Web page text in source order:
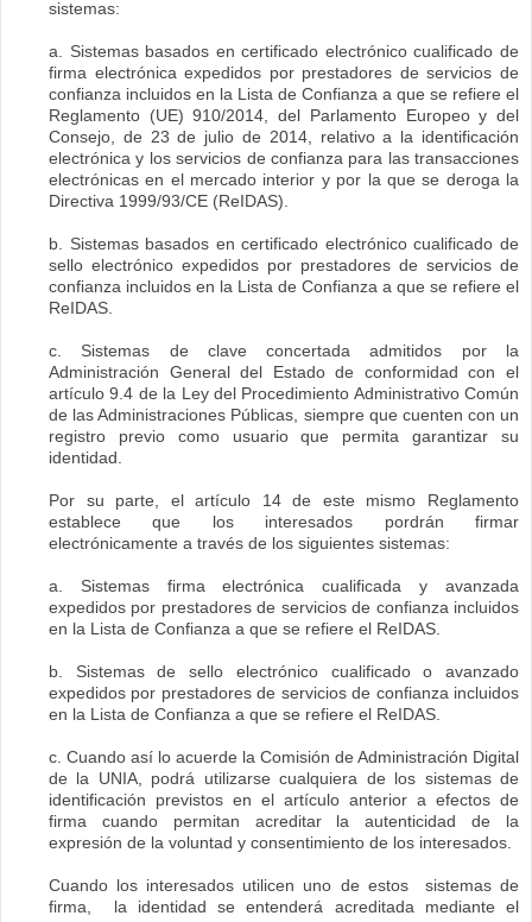
sistemas:
a. Sistemas basados en certificado electrónico cualificado de
firma electrónica expedidos por prestadores de servicios de
confianza incluidos en la Lista de Confianza a que se refiere el
Reglamento (UE) 910/2014, del Parlamento Europeo y del
Consejo, de 23 de julio de 2014, relativo a la identificación
electrónica y los servicios de confianza para las transacciones
electrónicas en el mercado interior y por la que se deroga la
Directiva 1999/93/CE (ReIDAS).
b. Sistemas basados en certificado electrónico cualificado de
sello electrónico expedidos por prestadores de servicios de
confianza incluidos en la Lista de Confianza a que se refiere el
ReIDAS.
c. Sistemas de clave concertada admitidos por la
Administración General del Estado de conformidad con el
artículo 9.4 de la Ley del Procedimiento Administrativo Común
de las Administraciones Públicas, siempre que cuenten con un
registro previo como usuario que permita garantizar su
identidad.
Por su parte, el artículo 14 de este mismo Reglamento
establece que los interesados pordrán firmar
electrónicamente a través de los siguientes sistemas:
a. Sistemas firma electrónica cualificada y avanzada
expedidos por prestadores de servicios de confianza incluidos
en la Lista de Confianza a que se refiere el ReIDAS.
b. Sistemas de sello electrónico cualificado o avanzado
expedidos por prestadores de servicios de confianza incluidos
en la Lista de Confianza a que se refiere el ReIDAS.
c. Cuando así lo acuerde la Comisión de Administración Digital
de la UNIA, podrá utilizarse cualquiera de los sistemas de
identificación previstos en el artículo anterior a efectos de
firma cuando permitan acreditar la autenticidad de la
expresión de la voluntad y consentimiento de los interesados.
Cuando los interesados utilicen uno de estos sistemas de
firma, la identidad se entenderá acreditada mediante el